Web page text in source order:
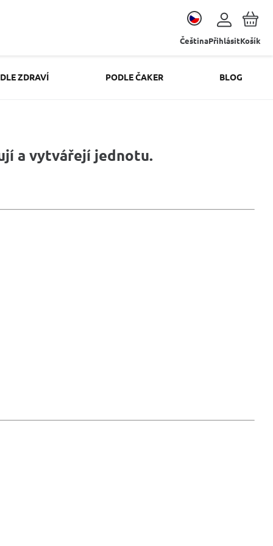
ČeštinaPřihlásitKošík
ZDRAVÍ PODLE ČAKER BLOG
a vytvářejí jednotu.